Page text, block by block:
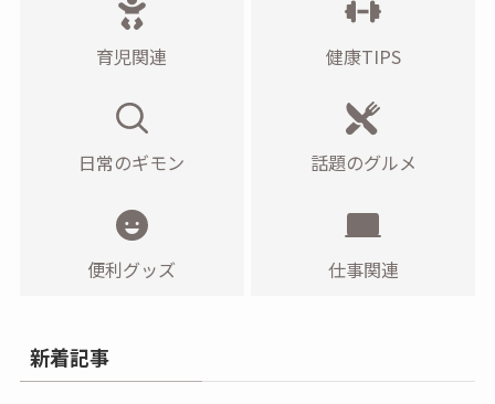
育児関連 健康TIPS
日常のギモン 話題のグルメ
便利グッズ 仕事関連
新着記事